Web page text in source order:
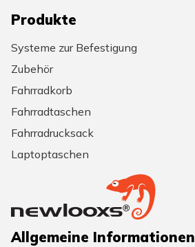
Produkte
Systeme zur Befestigung
Zubehör
Fahrradkorb
Fahrradtaschen
Fahrradrucksack
Laptoptaschen
Allgemeine Informationen